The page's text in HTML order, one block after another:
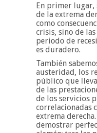
En primer lugar,
de la extrema
como
crisis, sino de
periodo de
es duradero.
También
austeridad, los
público que
de las
de los servicios
correlacionadas
extrema
demostrar